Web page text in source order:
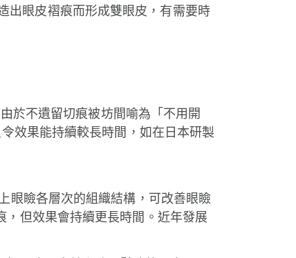
出眼皮褶痕而形成雙眼皮，有需要時
於不遺留切痕被坊間喻為「不用開
效果能持續較長時間，如在日本研製
眼瞼各層次的組織結構，可改善眼瞼
但效果會持續更長時間。近年發展